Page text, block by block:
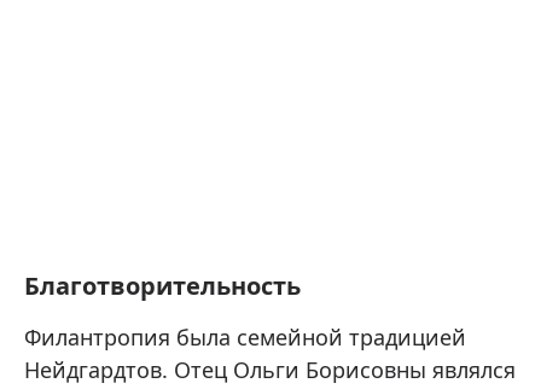
Благотворительность
Филантропия была семейной традицией
Нейдгардтов. Отец Ольги Борисовны являлся